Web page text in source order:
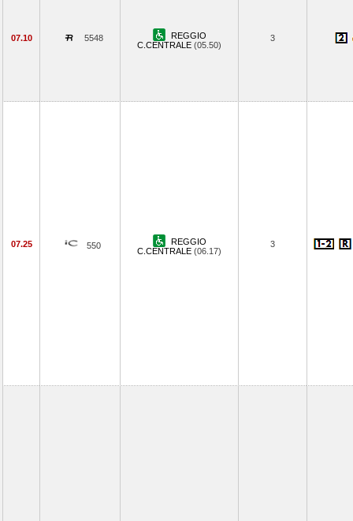
07.10 5548
REGGIO
C.CENTRALE (05.50)
3
07.25 550
REGGIO
C.CENTRALE (06.17)
3